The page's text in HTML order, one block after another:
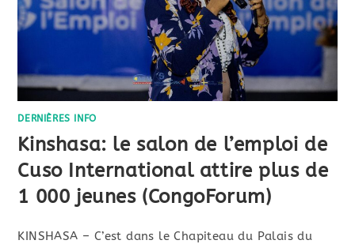
DERNIÈRES INFO
Kinshasa: le salon de l’emploi de
Cuso International attire plus de
1 000 jeunes (CongoForum)
KINSHASA – C’est dans le Chapiteau du Palais du